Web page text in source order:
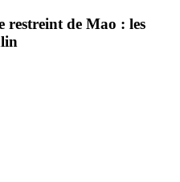
restreint de Mao : les